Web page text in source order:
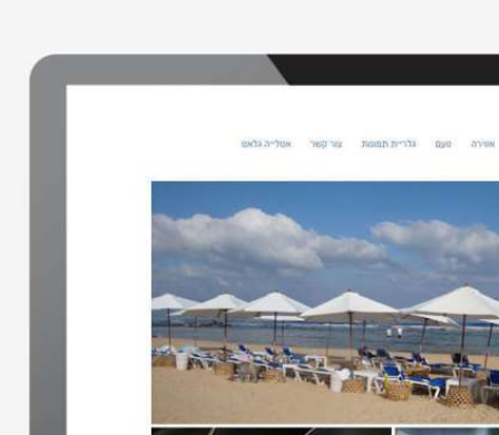
ווידאו
חיתוך PSD ל-HTML
חנות ווירטואלית
ממשק משתמש
עיצוב אתרים